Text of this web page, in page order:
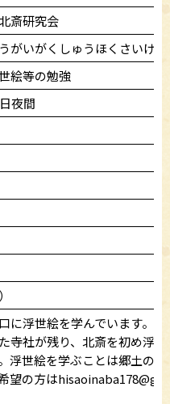
斎研究会
がいがくしゅうほくさいけ
絵等の勉強
夜間
に浮世絵を学んでいます。
寺社が残り、北斎を初め浮
浮世絵を学ぶことは郷土の
望の方は